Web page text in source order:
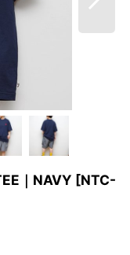
｜NAVY [NTC-